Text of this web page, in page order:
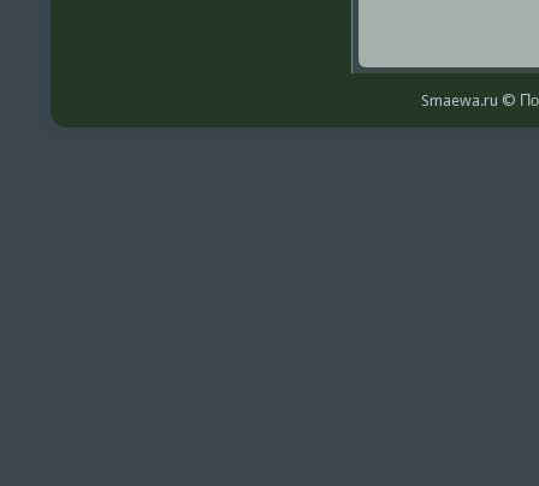
Smaewa.ru ©